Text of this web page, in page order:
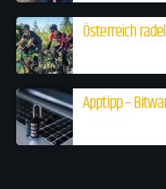
Österreich
Apptipp –